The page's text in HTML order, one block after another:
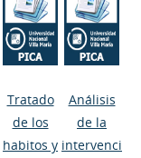
Tratado
de los
habitos y
Análisis
de la
intervenci